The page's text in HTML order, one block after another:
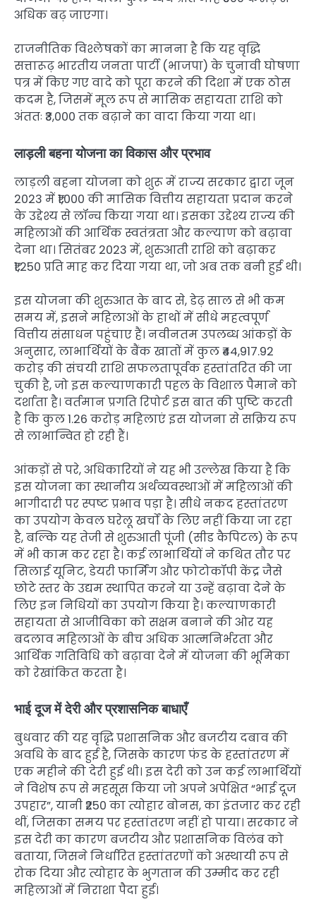
अधिक बढ़ जाएगा।
राजनीतिक विश्लेषकों का मानना है कि यह वृद्धि
सत्तारूढ़ भारतीय जनता पार्टी (भाजपा) के चुनावी घोषणा
पत्र में किए गए वादे को पूरा करने की दिशा में एक ठोस
कदम है, जिसमें मूल रूप से मासिक सहायता राशि को
अंततः ₹3,000 तक बढ़ाने का वादा किया गया था।
लाड़ली बहना योजना का विकास और प्रभाव
लाड़ली बहना योजना को शुरू में राज्य सरकार द्वारा जून
2023 में ₹1,000 की मासिक वित्तीय सहायता प्रदान करने
के उद्देश्य से लॉन्च किया गया था। इसका उद्देश्य राज्य की
महिलाओं की आर्थिक स्वतंत्रता और कल्याण को बढ़ावा
देना था। सितंबर 2023 में, शुरुआती राशि को बढ़ाकर
₹1,250 प्रति माह कर दिया गया था, जो अब तक बनी हुई थी।
इस योजना की शुरुआत के बाद से, डेढ़ साल से भी कम
समय में, इसने महिलाओं के हाथों में सीधे महत्वपूर्ण
वित्तीय संसाधन पहुंचाए हैं। नवीनतम उपलब्ध आंकड़ों के
अनुसार, लाभार्थियों के बैंक खातों में कुल ₹44,917.92
करोड़ की संचयी राशि सफलतापूर्वक हस्तांतरित की जा
चुकी है, जो इस कल्याणकारी पहल के विशाल पैमाने को
दर्शाता है। वर्तमान प्रगति रिपोर्ट इस बात की पुष्टि करती
है कि कुल 1.26 करोड़ महिलाएं इस योजना से सक्रिय रूप
से लाभान्वित हो रही हैं।
आंकड़ों से परे, अधिकारियों ने यह भी उल्लेख किया है कि
इस योजना का स्थानीय अर्थव्यवस्थाओं में महिलाओं की
भागीदारी पर स्पष्ट प्रभाव पड़ा है। सीधे नकद हस्तांतरण
का उपयोग केवल घरेलू खर्चों के लिए नहीं किया जा रहा
है, बल्कि यह तेजी से शुरुआती पूंजी (सीड कैपिटल) के रूप
में भी काम कर रहा है। कई लाभार्थियों ने कथित तौर पर
सिलाई यूनिट, डेयरी फार्मिंग और फोटोकॉपी केंद्र जैसे
छोटे स्तर के उद्यम स्थापित करने या उन्हें बढ़ावा देने के
लिए इन निधियों का उपयोग किया है। कल्याणकारी
सहायता से आजीविका को सक्षम बनाने की ओर यह
बदलाव महिलाओं के बीच अधिक आत्मनिर्भरता और
आर्थिक गतिविधि को बढ़ावा देने में योजना की भूमिका
को रेखांकित करता है।
भाई दूज में देरी और प्रशासनिक बाधाएँ
बुधवार की यह वृद्धि प्रशासनिक और बजटीय दबाव की
अवधि के बाद हुई है, जिसके कारण फंड के हस्तांतरण में
एक महीने की देरी हुई थी। इस देरी को उन कई लाभार्थियों
ने विशेष रूप से महसूस किया जो अपने अपेक्षित “भाई दूज
उपहार”, यानी ₹250 का त्योहार बोनस, का इंतजार कर रही
थीं, जिसका समय पर हस्तांतरण नहीं हो पाया। सरकार ने
इस देरी का कारण बजटीय और प्रशासनिक विलंब को
बताया, जिसने निर्धारित हस्तांतरणों को अस्थायी रूप से
रोक दिया और त्योहार के भुगतान की उम्मीद कर रही
महिलाओं में निराशा पैदा हुई।